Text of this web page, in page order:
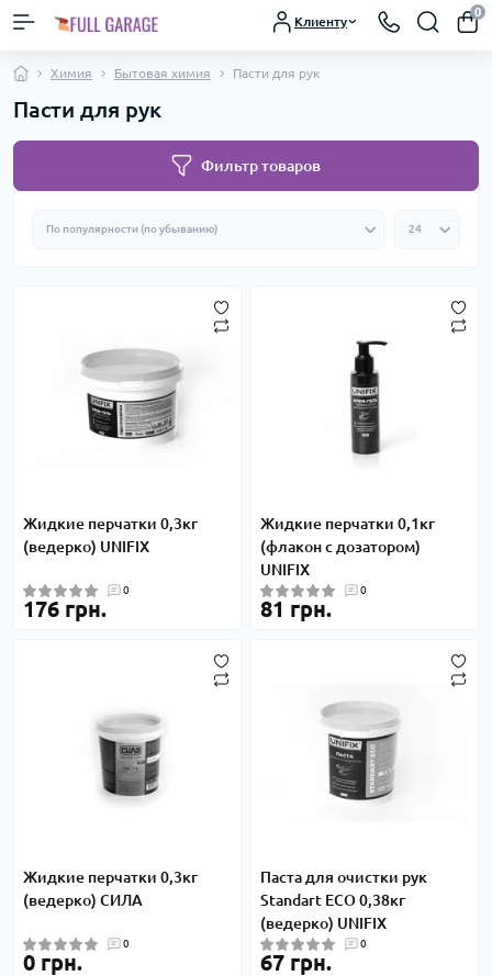
Клиенту
0
Химия Бытовая химия Пасти для рук
Пасти для рук
Фильтр товаров
Жидкие перчатки 0,3кг
(ведерко) UNIFIX
0
176 грн.
Жидкие перчатки 0,1кг
(флакон с дозатором)
UNIFIX
0
81 грн.
Жидкие перчатки 0,3кг
(ведерко) СИЛА
0
0 грн.
Паста для очистки рук
Standart ECO 0,38кг
(ведерко) UNIFIX
0
67 грн.